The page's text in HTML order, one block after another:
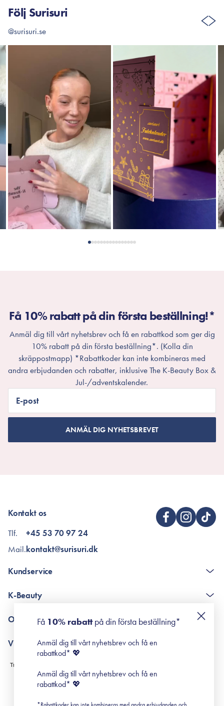
Följ Surisuri
@surisuri.se
Få 10% rabatt på din första beställning!*
Anmäl dig till vårt nyhetsbrev och få en rabattkod som ger dig
10% rabatt på din första beställning*. (Kolla din
skräppostmapp) *Rabattkoder kan inte kombineras med
andra erbjudanden och rabatter, inklusive The K-Beauty Box &
Jul-/adventskalender.
E-post
ANMÄL DIG NYHETSBREVET
Kontakt os
Tlf.
Mail.
+45 53 70 97 24
kontakt@surisuri.dk
Kundservice
Poängshop - frågor och svar
K-Beauty
Retinol för nybörjare
Om Surisuri
Black Friday
Villkor
Leverans & Retur
Köpvillkor
Prenumerationsvillkor
Få 10% rabattpå din första beställning*
Anmäl dig till vårt nyhetsbrev och få en
rabattkod* 💖
Anmäl dig till vårt nyhetsbrev och få en
rabattkod* 💖